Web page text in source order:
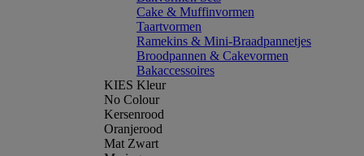
Cake & Muffinvormen
Taartvormen
Ramekins & Mini-Braadpannetjes
Broodpannen & Cakevormen
Bakaccessoires
KIES Kleur
No Colour
Kersenrood
Oranjerood
Mat Zwart